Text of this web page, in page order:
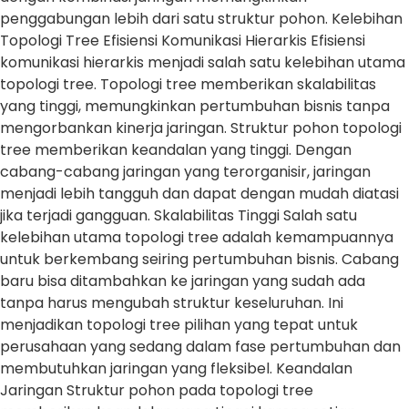
penggabungan lebih dari satu struktur pohon. Kelebihan
Topologi Tree Efisiensi Komunikasi Hierarkis Efisiensi
komunikasi hierarkis menjadi salah satu kelebihan utama
topologi tree. Topologi tree memberikan skalabilitas
yang tinggi, memungkinkan pertumbuhan bisnis tanpa
mengorbankan kinerja jaringan. Struktur pohon topologi
tree memberikan keandalan yang tinggi. Dengan
cabang-cabang jaringan yang terorganisir, jaringan
menjadi lebih tangguh dan dapat dengan mudah diatasi
jika terjadi gangguan. Skalabilitas Tinggi Salah satu
kelebihan utama topologi tree adalah kemampuannya
untuk berkembang seiring pertumbuhan bisnis. Cabang
baru bisa ditambahkan ke jaringan yang sudah ada
tanpa harus mengubah struktur keseluruhan. Ini
menjadikan topologi tree pilihan yang tepat untuk
perusahaan yang sedang dalam fase pertumbuhan dan
membutuhkan jaringan yang fleksibel. Keandalan
Jaringan Struktur pohon pada topologi tree